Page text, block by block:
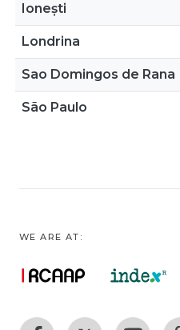
Ionești
Londrina
Sao Domingos de Rana
São Paulo
WE ARE AT: